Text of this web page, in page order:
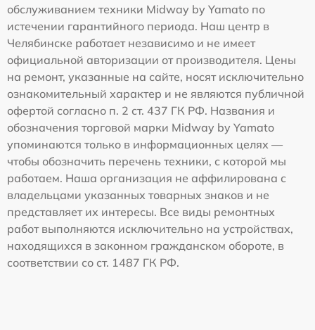
обслуживанием техники Midway by Yamato по
истечении гарантийного периода. Наш центр в
Челябинске работает независимо и не имеет
официальной авторизации от производителя. Цены
на ремонт, указанные на сайте, носят исключительно
ознакомительный характер и не являются публичной
офертой согласно п. 2 ст. 437 ГК РФ. Названия и
обозначения торговой марки Midway by Yamato
упоминаются только в информационных целях —
чтобы обозначить перечень техники, с которой мы
работаем. Наша организация не аффилирована с
владельцами указанных товарных знаков и не
представляет их интересы. Все виды ремонтных
работ выполняются исключительно на устройствах,
находящихся в законном гражданском обороте, в
соответствии со ст. 1487 ГК РФ.